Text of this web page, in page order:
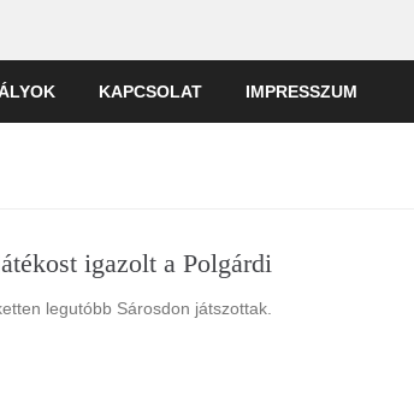
KAPCSOLAT IMPRESSZUM
igazolt a Polgárdi
legutóbb Sárosdon játszottak.